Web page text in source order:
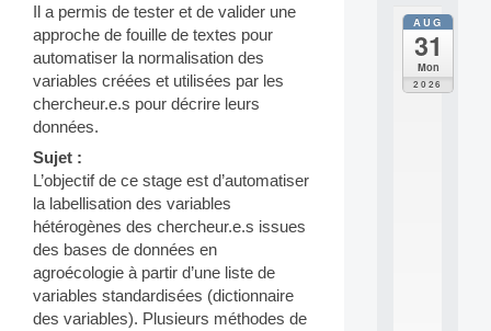
Il a permis de tester et de valider une
approche de fouille de textes pour
automatiser la normalisation des
variables créées et utilisées par les
chercheur.e.s pour décrire leurs
données.
Sujet :
L’objectif de ce stage est d’automatiser
la labellisation des variables
hétérogènes des chercheur.e.s issues
des bases de données en
agroécologie à partir d’une liste de
variables standardisées (dictionnaire
des variables). Plusieurs méthodes de
AUG
31
Mon
2026